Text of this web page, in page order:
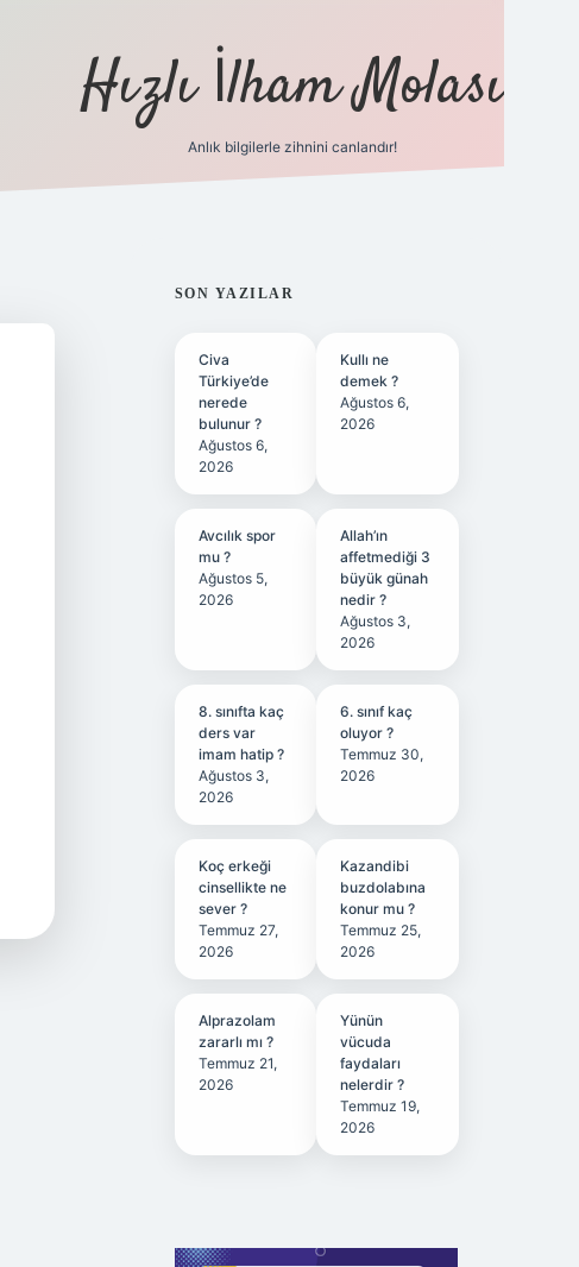
Hızlı İlham Molası
Anlık bilgilerle zihnini canlandır!
SIDEBAR
SON YAZILAR
Civa
Türkiye’de
nerede
bulunur ?
Ağustos 6,
2026
Kullı ne
demek ?
Ağustos 6,
2026
Avcılık spor
mu ?
Ağustos 5,
2026
Allah’ın
affetmediği 3
büyük günah
nedir ?
Ağustos 3,
2026
8. sınıfta kaç
ders var
imam hatip ?
Ağustos 3,
2026
6. sınıf kaç
oluyor ?
Temmuz 30,
2026
Koç erkeği
cinsellikte ne
sever ?
Temmuz 27,
2026
Kazandibi
buzdolabına
konur mu ?
Temmuz 25,
2026
Alprazolam
zararlı mı ?
Temmuz 21,
2026
Yünün
vücuda
faydaları
nelerdir ?
Temmuz 19,
2026